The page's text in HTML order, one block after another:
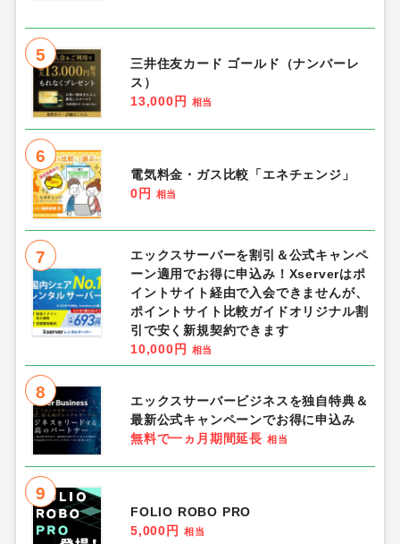
5
三井住友カード ゴールド（ナンバーレ
ス）
13,000円
相当
6
電気料金・ガス比較「エネチェンジ」
0円
相当
7
エックスサーバーを割引＆公式キャンペ
ーン適用でお得に申込み！Xserverはポ
イントサイト経由で入会できませんが、
ポイントサイト比較ガイドオリジナル割
引で安く新規契約できます
10,000円
相当
8
エックスサーバービジネスを独自特典＆
最新公式キャンペーンでお得に申込み
無料で一ヵ月期間延長 相当
9
FOLIO ROBO PRO
5,000円
相当